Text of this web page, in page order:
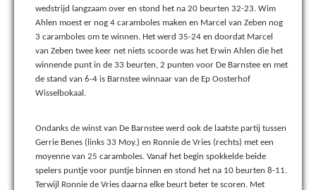
wedstrijd langzaam over en stond het na 20 beurten 32-23. Wim
Ahlen moest er nog 4 caramboles maken en Marcel van Zeben nog
3 caramboles om te winnen. Het werd 35-24 en doordat Marcel
van Zeben twee keer net niets scoorde was het Erwin Ahlen die het
winnende punt in de 33 beurten, 2 punten voor De Barnstee en met
de stand van 6-4 is Barnstee winnaar van de Ep Oosterhof
Wisselbokaal.
Ondanks de winst van De Barnstee werd ook de laatste partij tussen
Gerrie Benes (links 33 Moy.) en Ronnie de Vries (rechts) met een
moyenne van 25 caramboles. Vanaf het begin spokkelde beide
spelers puntje voor puntje binnen en stond het na 10 beurten 8-11.
Terwijl Ronnie de Vries daarna elke beurt beter te scoren. Met